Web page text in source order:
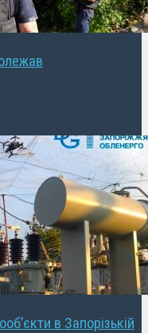
в Запорізькій